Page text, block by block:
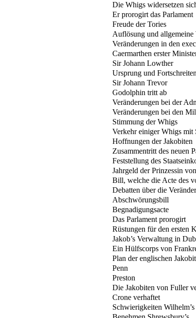
Die Whigs widersetzen
Er prorogirt das Parlament
Freude der Tories
Auflösung und allgemeine
Veränderungen in den
Caermarthen erster
Sir Johann Lowther
Ursprung und
Sir Johann Trevor
Godolphin tritt ab
Veränderungen bei der
Veränderungen bei den
Stimmung der Whigs
Verkehr einiger Whigs mit
Hoffnungen der Jakobiten
Zusammentritt des neuen
Feststellung des
Jahrgeld der Prinzessin
Bill, welche die Acte des
Debatten über die
Abschwörungsbill
Begnadigungsacte
Das Parlament prorogirt
Rüstungen für den ersten
Jakob’s Verwaltung in
Ein Hülfscorps von
Plan der englischen
Penn
Preston
Die Jakobiten von Fuller
Crone verhaftet
Schwierigkeiten Wilhelm’s